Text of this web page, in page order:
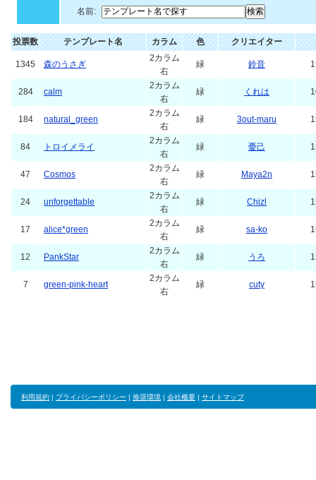
名前:
投票数 テンプレート名 カラム 色 クリエイター
1345 森のうさぎ
2カラム
右
緑 鈴音
284 calm
2カラム
右
緑 くれは
184 natural_green
2カラム
右
緑 3out-maru
84 トロイメライ
2カラム
右
緑 憂己
47 Cosmos
2カラム
右
緑 Maya2n
24 unforgettable
2カラム
右
緑 Chizl
17 alice*green
2カラム
右
緑 sa-ko
12 PankStar
2カラム
右
緑 うろ
7 green-pink-heart
2カラム
右
緑 cuty
利用規約 | プライバシーポリシー | 推奨環境 | 会社概要 | サイトマップ